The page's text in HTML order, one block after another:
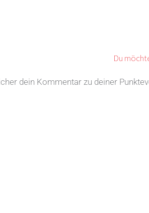
Du
dein Kommentar zu deiner